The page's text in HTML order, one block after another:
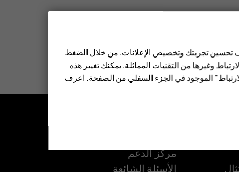
مركز الدعم
الأسئلة الشائعة
تحسين تجربتك وتخصيص الإعلانات. من خلال الضغط
وغيرها من التقنيات المماثلة. يمكنك تغيير هذه
الموجود في الجزء السفلي من الصفحة. اعرف